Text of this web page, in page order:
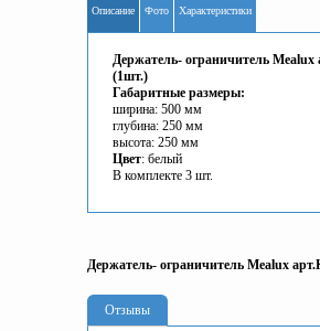
Описание Фото Характеристики
Держатель- ограничитель Mealux
(1шт.)
Габаритные размеры:
ширина: 500 мм
глубина: 250 мм
высота: 250 мм
Цвет: белый
В комплекте 3 шт.
Держатель- ограничитель Mealux
Отзывы